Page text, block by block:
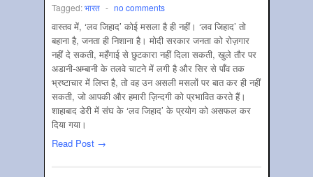
Tagged:भारत - no comments
वास्तव में, ‘लव जिहाद’ कोई मसला है ही नहीं। ‘लव जिहाद’ तो
बहाना है, जनता ही निशाना है। मोदी सरकार जनता को रोज़गार
नहीं दे सकती, महँगाई से छुटकारा नहीं दिला सकती, खुले तौर पर
अडानी-अम्बानी के तलवे चाटने में लगी है और सिर से पाँव तक
भ्रष्टाचार में लिप्त है, तो वह उन असली मसलों पर बात कर ही नहीं
सकती, जो आपकी और हमारी ज़िन्दगी को प्रभावित करते हैं।
शाहाबाद डेरी में संघ के ‘लव जिहाद’ के प्रयोग को असफल कर
दिया गया।
Read Post →